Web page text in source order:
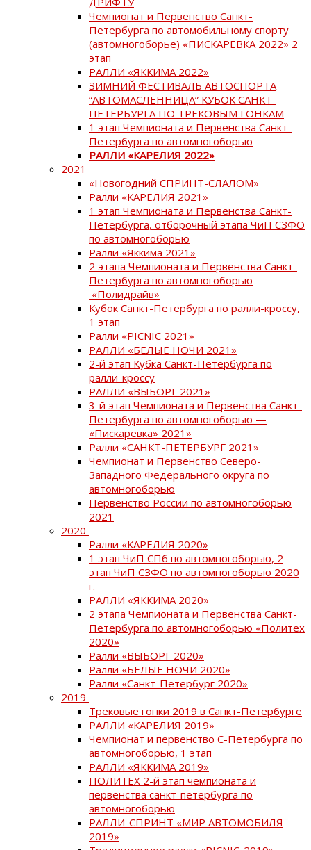
Чемпионат и Первенство Санкт-
Петербурга по автомобильному спорту
(автомногоборье) «ПИСКАРЕВКА 2022» 2
этап
РАЛЛИ «ЯККИМА 2022»
ЗИМНИЙ ФЕСТИВАЛЬ АВТОСПОРТА
“АВТОМАСЛЕННИЦА” КУБОК САНКТ-
ПЕТЕРБУРГА ПО ТРЕКОВЫМ ГОНКАМ
1 этап Чемпионата и Первенства Санкт-
Петербурга по автомногоборью
РАЛЛИ «КАРЕЛИЯ 2022»
2021
«Новогодний СПРИНТ-СЛАЛОМ»
Ралли «КАРЕЛИЯ 2021»
1 этап Чемпионата и Первенства Санкт-
Петербурга, отборочный этапа ЧиП СЗФО
по автомногоборью
Ралли «Яккима 2021»
2 этапа Чемпионата и Первенства Санкт-
Петербурга по автомногоборью
«Полидрайв»
Кубок Санкт-Петербурга по ралли-кроссу,
1 этап
Ралли «PICNIC 2021»
РАЛЛИ «БЕЛЫЕ НОЧИ 2021»
2-й этап Кубка Санкт-Петербурга по
ралли-кроссу
РАЛЛИ «ВЫБОРГ 2021»
3-й этап Чемпионата и Первенства Санкт-
Петербурга по автомногоборью —
«Пискаревка» 2021»
Ралли «САНКТ-ПЕТЕРБУРГ 2021»
Чемпионат и Первенство Северо-
Западного Федерального округа по
автомногоборью
Первенство России по автомногоборью
2021
2020
Ралли «КАРЕЛИЯ 2020»
1 этап ЧиП СПб по автомногоборью, 2
этап ЧиП СЗФО по автомногоборью 2020
г.
РАЛЛИ «ЯККИМА 2020»
2 этапа Чемпионата и Первенства Санкт-
Петербурга по автомногоборью «Политех
2020»
Ралли «ВЫБОРГ 2020»
Ралли «БЕЛЫЕ НОЧИ 2020»
Ралли «Санкт-Петербург 2020»
2019
Трековые гонки 2019 в Санкт-Петербурге
РАЛЛИ «КАРЕЛИЯ 2019»
Чемпионат и первенство С-Петербурга по
автомногоборью, 1 этап
РАЛЛИ «ЯККИМА 2019»
ПОЛИТЕХ 2-й этап чемпионата и
первенства санкт-петербурга по
автомногоборью
РАЛЛИ-СПРИНТ «МИР АВТОМОБИЛЯ
2019»